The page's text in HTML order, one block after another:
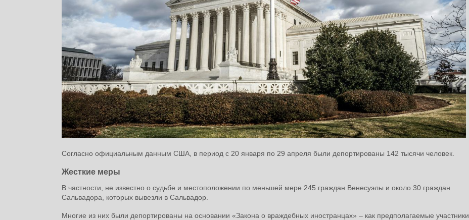
Согласно официальным данным США, в период с 20 января по 29 апреля были депортированы 142 тысячи человек.
Жесткие меры
В частности, не известно о судьбе и местоположении по меньшей мере 245 граждан Венесуэлы и около 30 граждан
Сальвадора, которых вывезли в Сальвадор.
Многие из них были депортированы на основании «Закона о враждебных иностранцах» – как предполагаемые участники